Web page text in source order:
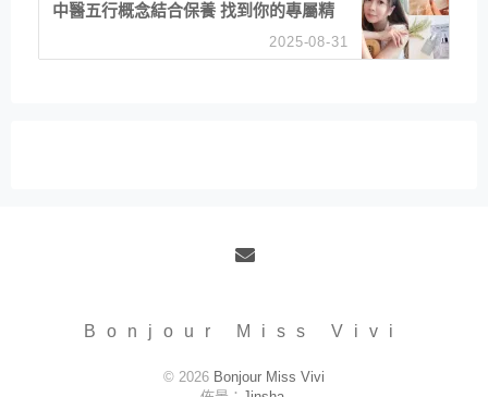
中醫五行概念結合保養 找到你的專屬精
華！ 水㊀土㊀就選「潤・賦精華」維持
2025-08-31
Bonjour Miss Vivi
© 2026 Bonjour Miss Vivi